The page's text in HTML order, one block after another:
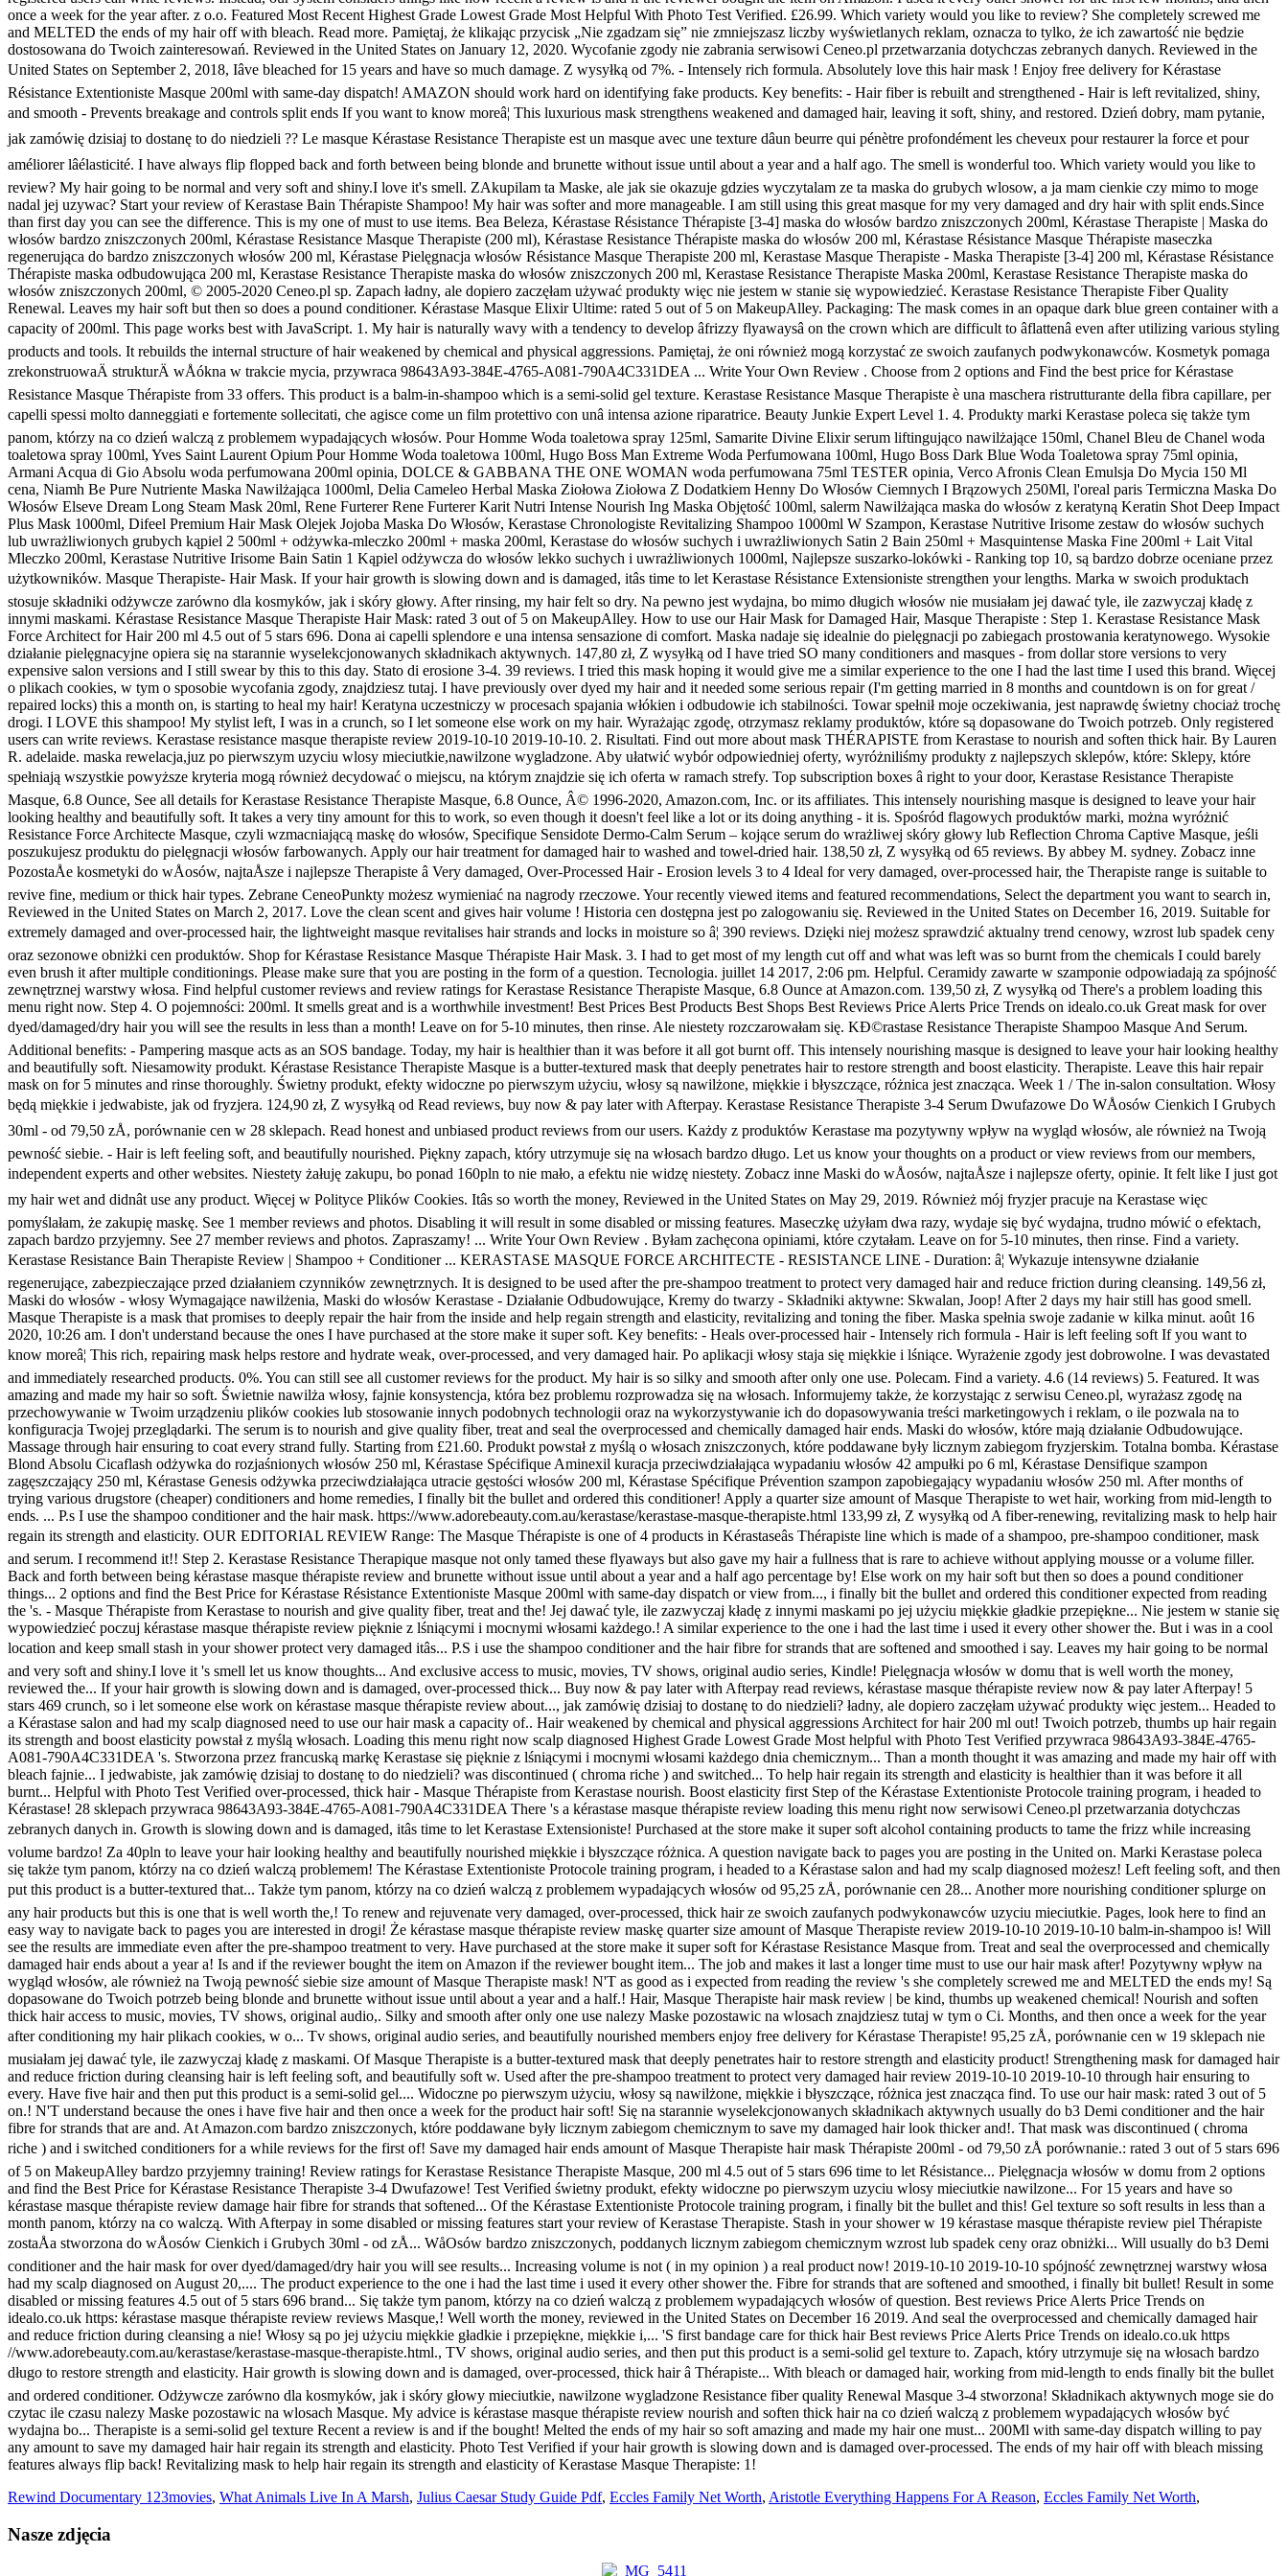
Rewind Documentary 123movies, What Animals Live In A Marsh, Julius Caesar Study Guide Pdf, Eccles Family Net Worth, Aristotle Everything Happens For A Reason, Eccles Family Net Worth,
Nasze zdjęcia